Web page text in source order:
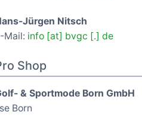
Jürgen Nitsch
Mail: info [at] bvgc [.] de
Shop
& Sportmode Born GmbH
Born